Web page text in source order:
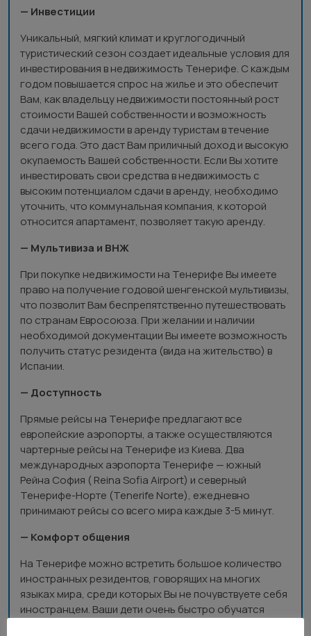
— Инвестиции
Уникальный, мягкий климат и круглогодичный
туристический сезон создает идеальные условия для
инвестирования в недвижимость Тенерифе. С каждым
годом повышается спрос на жилье и это обеспечит
Вам, как владельцу недвижимости постоянный рост
стоимости Вашей собственности и возможность
сдачи недвижимости в аренду туристам в течение
всего года. Это даст Вам приличный доход и высокую
окупаемость Вашей собственности. Если Вы хотите
инвестировать свои средства в недвижимость с
высоким потенциалом сдачи в аренду, необходимо
уточнить, что коммунальная компания, к которой
относится апартамент, позволяет такую аренду.
— Мультивиза и ВНЖ
При покупке недвижимости на Тенерифе Вы имеете
право на получение годовой шенгенской мультивизы,
что позволит Вам беспрепятственно путешествовать
по странам Евросоюза. При желании и наличии
необходимой документации Вы имеете возможность
получить статус резидента (вида на жительство) в
Испании.
— Доступность
Прямые рейсы на Тенерифе предлагают все
европейские аэропорты, а также осуществляются
чартерные рейсы на Тенерифе из Киева. Два
международных аэропорта Тенерифе — южный
Рейна София ( Reina Sofia Airport) и северный
Тенерифе-Норте (Tenerife Norte), ежедневно
принимают рейсы со всего мира каждые 3-5 минут.
— Комфорт общения
На Тенерифе можно встретить большое количество
иностранных резидентов, говорящих на многих
языках мира, среди которых Вы не почувствуете себя
иностранцем. Ваши дети очень быстро обучатся